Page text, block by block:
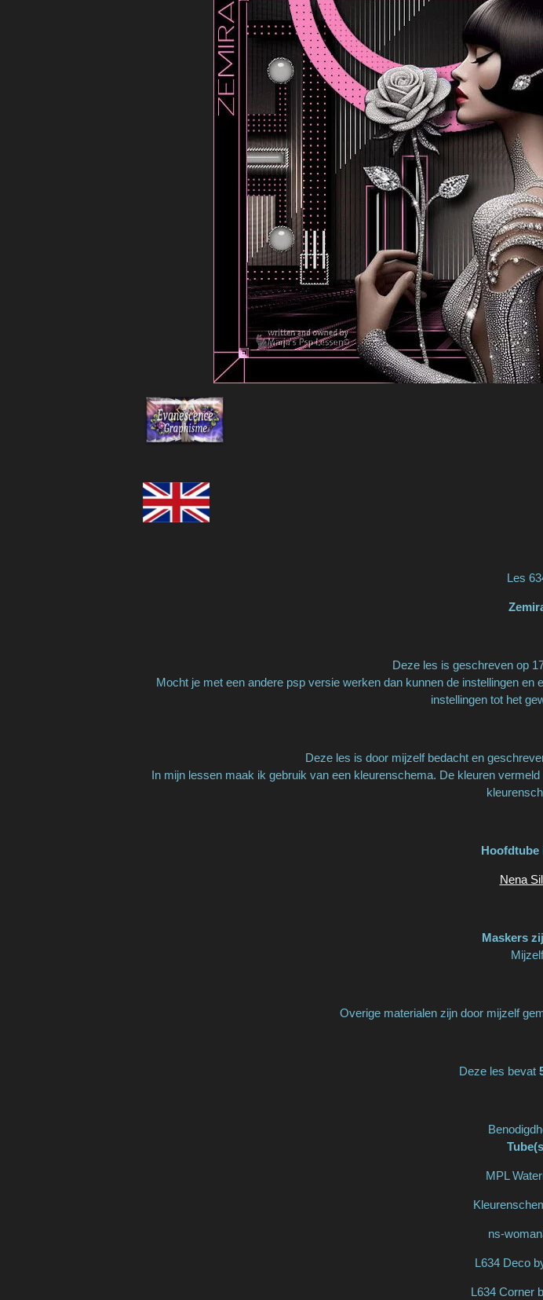
Les
Deze les is geschreven op
Mocht je met een andere psp versie werken dan kunnen de instellingen
instellingen tot het
Deze les is door mijzelf bedacht en
In mijn lessen maak ik gebruik van een kleurenschema. De kleuren
Hoofdtube
Nena
Maskers
Mijzelf
Overige materialen zijn door mijzelf
Deze les bevat
MPL
ns-
L634 Deco
L634 Corner